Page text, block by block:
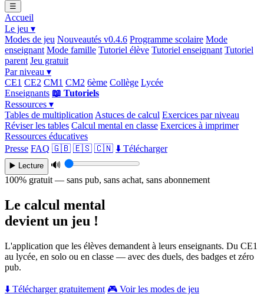
☰
Accueil
Le jeu ▾
Modes de jeu Nouveautés v0.4.6 Programme scolaire Mode
enseignant Mode famille Tutoriel élève Tutoriel enseignant Tutoriel
parent Jeu gratuit
Par niveau ▾
CE1 CE2 CM1 CM2 6ème Collège Lycée
Enseignants 📖 Tutoriels
Ressources ▾
Tables de multiplication Astuces de calcul Exercices par niveau
Réviser les tables Calcul mental en classe Exercices à imprimer
Ressources éducatives
Presse FAQ 🇬🇧 🇪🇸 🇨🇳 ⬇️ Télécharger
▶️ Lecture
🔊
100% gratuit — sans pub, sans achat, sans abonnement
Le calcul mental
devient un jeu !
L'application que les élèves demandent à leurs enseignants. Du CE1
au lycée, en solo ou en classe — avec des duels, des badges et zéro
pub.
⬇️ Télécharger gratuitement 🎮 Voir les modes de jeu